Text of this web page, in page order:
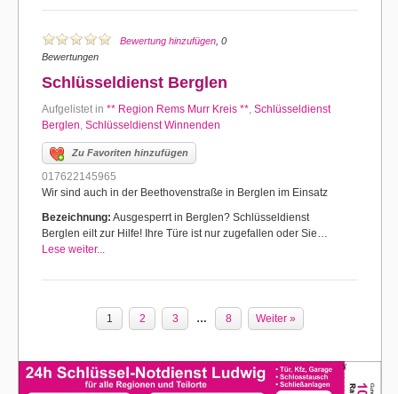
Bewertung hinzufügen , 0
Bewertungen
Schlüsseldienst Berglen
Aufgelistet in ** Region Rems Murr Kreis **, Schlüsseldienst
Berglen, Schlüsseldienst Winnenden
Zu Favoriten hinzufügen
017622145965
Wir sind auch in der Beethovenstraße in Berglen im Einsatz
Bezeichnung: Ausgesperrt in Berglen? Schlüsseldienst
Berglen eilt zur Hilfe! Ihre Türe ist nur zugefallen oder Sie…
Lese weiter...
1 2 3 … 8 Weiter »